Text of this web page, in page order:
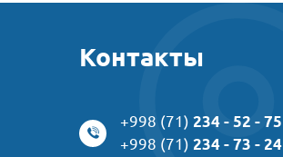
Контакты
+998 (71)234 - 52 - 75
+998 (71)234 - 73 - 24